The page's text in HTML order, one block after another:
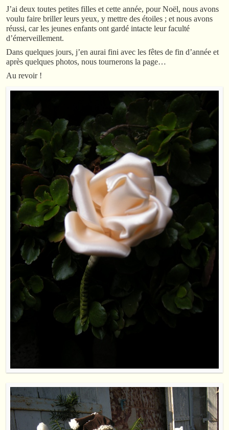
J’ai deux toutes petites filles et cette année, pour Noël, nous avons
voulu faire briller leurs yeux, y mettre des étoiles ; et nous avons
réussi, car les jeunes enfants ont gardé intacte leur faculté
d’émerveillement.
Dans quelques jours, j’en aurai fini avec les fêtes de fin d’année et
après quelques photos, nous tournerons la page…
Au revoir !